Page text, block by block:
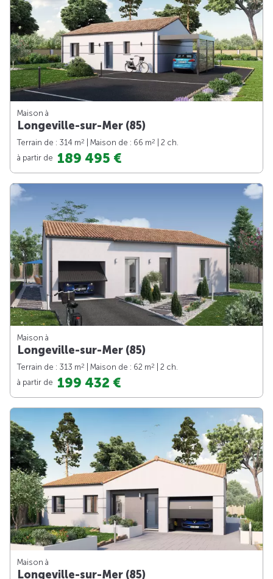
Maison à
Longeville-sur-Mer (85)
Terrain de : 314 m2 | Maison de : 66 m2
| 2 ch.
à partir de 189 495 €
Maison à
Longeville-sur-Mer (85)
Terrain de : 313 m2 | Maison de : 62 m2
| 2 ch.
à partir de 199 432 €
Maison à
Longeville-sur-Mer (85)